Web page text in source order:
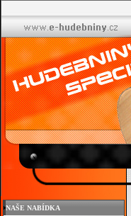
NAŠE NABÍDKA